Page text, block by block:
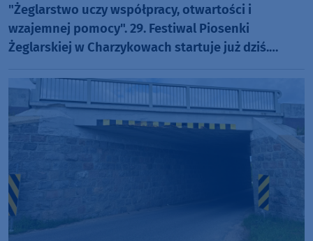
"Żeglarstwo uczy współpracy, otwartości i
wzajemnej pomocy". 29. Festiwal Piosenki
Żeglarskiej w Charzykowach startuje już dziś.